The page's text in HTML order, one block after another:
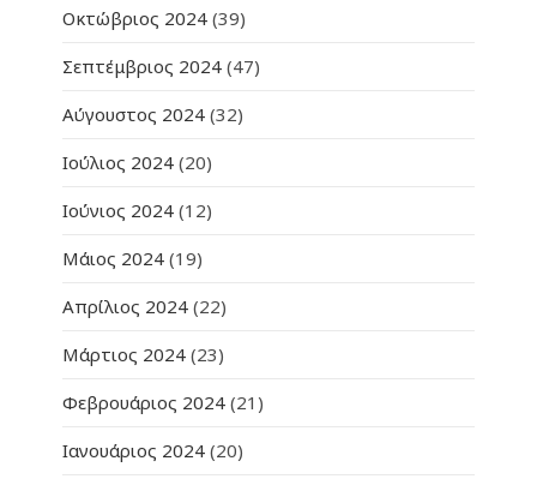
Οκτώβριος 2024 (39)
Σεπτέμβριος 2024 (47)
Αύγουστος 2024 (32)
Ιούλιος 2024 (20)
Ιούνιος 2024 (12)
Μάιος 2024 (19)
Απρίλιος 2024 (22)
Μάρτιος 2024 (23)
Φεβρουάριος 2024 (21)
Ιανουάριος 2024 (20)